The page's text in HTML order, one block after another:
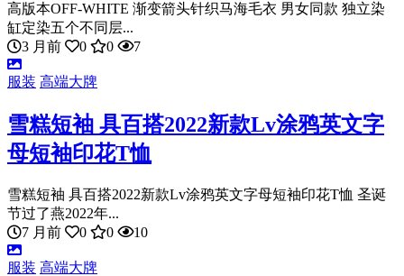
高版本OFF-WHITE 渐变箭头针织马海毛衣 男女同款 独立染
缸定染五个不同层...
3 月前
0 0 7
服装 高端大牌
雪糕短袖 具百搭2022新款Lv涂鸦英文字
母短袖印花T恤
雪糕短袖 具百搭2022新款Lv涂鸦英文字母短袖印花T恤 圣诞
节过了燕2022年...
7 月前
0 0 10
服装 高端大牌